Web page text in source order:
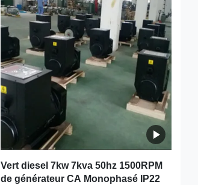
Frequency 60HZ Speed 1800RPM Mounting
dimensions Stamford Type Winding
Vert diesel 7kw 7kva 50hz 1500RPM
de générateur CA Monophasé IP22